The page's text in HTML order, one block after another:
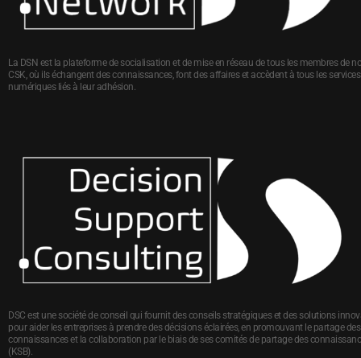
La DSN est la plateforme de socialisation et de mise en réseau de tous les membres de
CSK, où ils échangent des connaissances, font des affaires et accèdent à tous les services
numériques liés à leur adhésion.
DSC est une société de conseil qui fournit des conseils stratégiques et des solutions
pour aider les entreprises à prendre des décisions éclairées, en promouvant le partage des
connaissances et la collaboration par le biais de ses comités de partage des
(KSB).